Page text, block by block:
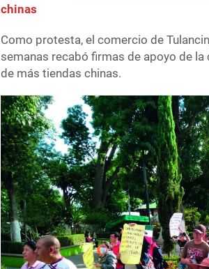
chinas
Como protesta, el comercio de
semanas recabó firmas de apoyo de
de más tiendas chinas.